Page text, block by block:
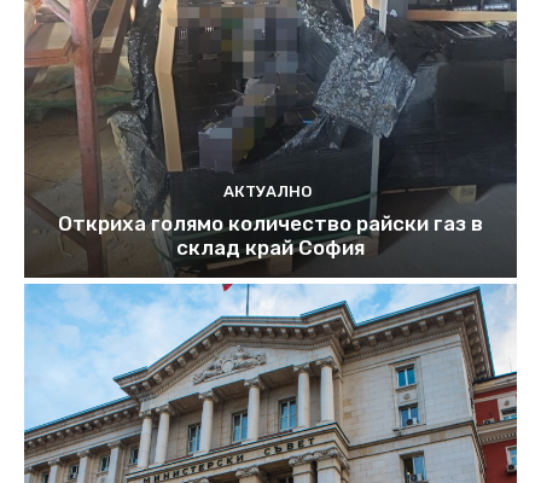
АКТУАЛНО
Откриха голямо количество райски газ в
склад край София